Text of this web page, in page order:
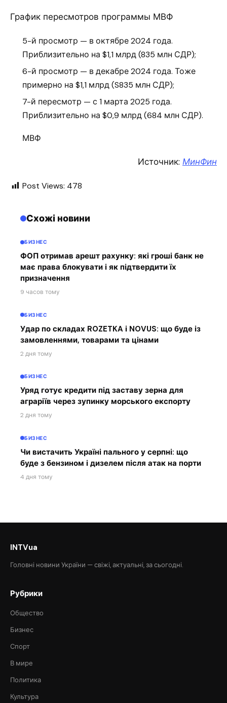
График пересмотров программы МВФ
5-й просмотр — в октябре 2024 года.
Приблизительно на $1,1 млрд (835 млн СДР);
6-й просмотр — в декабре 2024 года. Тоже
примерно на $1,1 млрд (S835 млн СДР);
7-й пересмотр — с 1 марта 2025 года.
Приблизительно на $0,9 млрд (684 млн СДР).
МВФ
Источник: МинФин
Post Views: 478
Схожі новини
БИЗНЕС
ФОП отримав арешт рахунку: які гроші банк не
має права блокувати і як підтвердити їх
призначення
9 часов тому
БИЗНЕС
Удар по складах ROZETKA і NOVUS: що буде із
замовленнями, товарами та цінами
2 дня тому
БИЗНЕС
Уряд готує кредити під заставу зерна для
аграріїв через зупинку морського експорту
2 дня тому
БИЗНЕС
Чи вистачить Україні пального у серпні: що
буде з бензином і дизелем після атак на порти
4 дня тому
INTVua
Головні новини України — свіжі, актуальні, за сьогодні.
Рубрики
Общество
Бизнес
Спорт
В мире
Политика
Культура